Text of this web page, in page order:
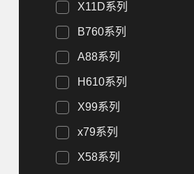
X11D系列
B760系列
A88系列
H610系列
X99系列
x79系列
X58系列